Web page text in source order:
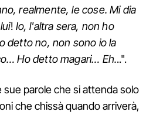
realmente, le cose. Mi dia
! Io, l'altra sera, non ho
detto no, non sono io la
Ho detto magari… Eh...".
parole che si attenda solo
che chissà quando arriverà,